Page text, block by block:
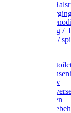
Halsters /
Hoefverzorging
Lammer
Ramdektuig /
Vastzetpen /
Poetsen &
Zadel-/
Halstertouw
Halsters
Hoofdstellen
Zadel &